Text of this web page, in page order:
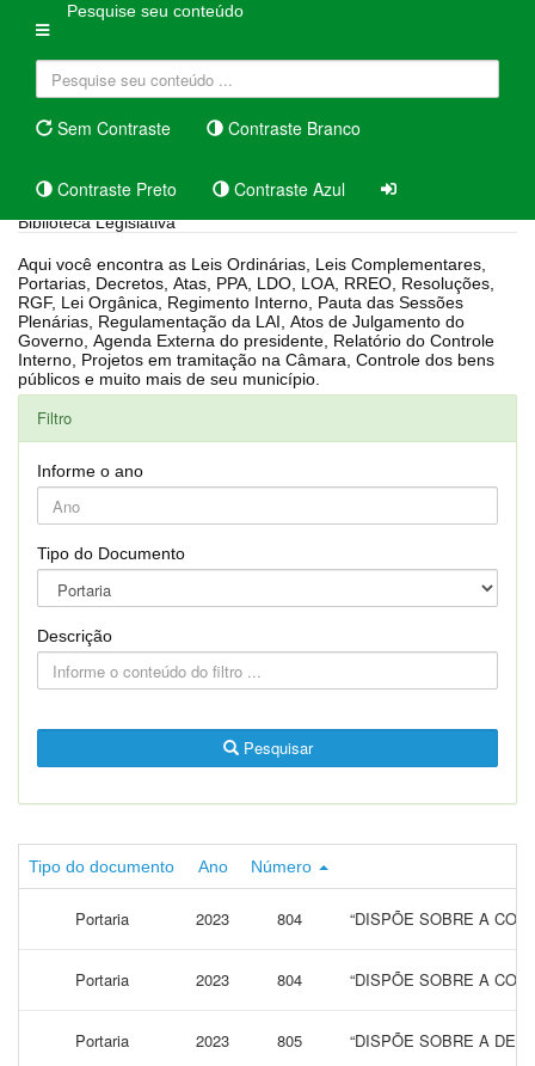
Pesquise seu conteúdo
Sem Contraste Contraste Branco
Contraste Preto Contraste Azul
Biblioteca Legislativa
Aqui você encontra as Leis Ordinárias, Leis Complementares,
Portarias, Decretos, Atas, PPA, LDO, LOA, RREO, Resoluções,
RGF, Lei Orgânica, Regimento Interno, Pauta das Sessões
Plenárias, Regulamentação da LAI, Atos de Julgamento do
Governo, Agenda Externa do presidente, Relatório do Controle
Interno, Projetos em tramitação na Câmara, Controle dos bens
públicos e muito mais de seu município.
Filtro
Informe o ano
Tipo do Documento
Descrição
Pesquisar
Tipo do documento Ano Número
Portaria 2023 804 “DISPÕE SOBRE A
Portaria 2023 804 “DISPÕE SOBRE A
Portaria 2023 805 “DISPÕE SOBRE A